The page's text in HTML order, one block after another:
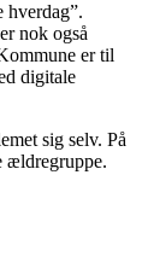
hverdag”.
nok også
er til
digitale
sig selv. På
ældregruppe.